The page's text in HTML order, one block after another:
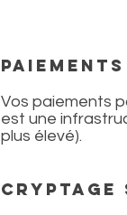
Vos paiements
est une
plus élevé).
CRYPTAGE